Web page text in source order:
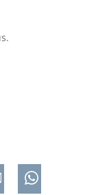
Jaa sähköpostilla